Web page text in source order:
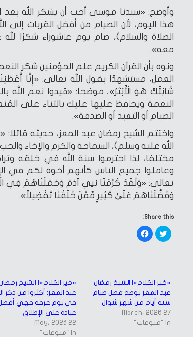
وأوضح: «سيدنا موسى أحب أن يشكر الله بعد
هذا اليوم، لأن الصيام من أفضل القربات إلى
الصلاة والسلام)، صام يوم عاشوراء شكرًا
معه».
ونوه بأن القرآن الكريم علم المؤمنين شكر
العمل، مستشهدًا بقول الله تعالى: «إِنَّا
شَانِئَكَ هُوَ الْأَبْتَرُ»، موضحا: «قيدوا نعم الله
النعمة ويحافظ عليها عليك بالثناء على
الصيام أو التعبد أو الصدقة».
واختتم الشيخ رمضان عبد المعز، حديثه
الله عليه وسلم)، السماحة والكرم والإخاء
مختلفا، لذا احترموا سنة الله في خلقه
وعاملوا جميع الناس كأنهم أخوة لكم في
تعالى: «وَلَقَدْ كَرَّمْنَا بَنِي آدَمَ وَحَمَلْنَاهُمْ فِي
وَفَضَّلْنَاهُمْ عَلَىٰ كَثِيرٍ مِّمَّنْ خَلَقْنَا تَفْضِيلاً».
Share this:
Click
to
share
window)
Click
to
window)
«خير الكلام»| الشيخ رمضان
عبد المعز: أكثروا من ذكر
في يوم عرفة فهي
عبادة على الإطلاق
22 May، 2026
In "منوعات"
«خير الكلام»| الشيخ رمضان
عبد المعز يوضح فضل صيام
ستة أيام من شهر شوال
27 March، 2026
In "منوعات"